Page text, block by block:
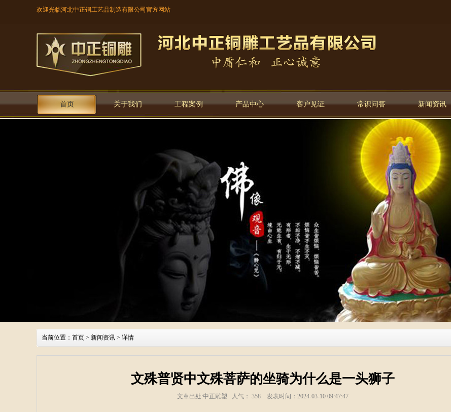
欢迎光临河北中正铜工艺品制造有限公司官方网站
首页 关于我们 工程案例 产品中心 客户见证 常识问答 新闻资讯
当前位置： 首页 > 新闻资讯 > 详情
文殊普贤中文殊菩萨的坐骑为什么是一头狮子
文章出处:中正雕塑 人气： 358 发表时间：2024-03-10 09:47:47